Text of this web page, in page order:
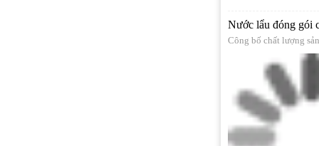
Nước lẩu đóng gói
Công bố chất lượng